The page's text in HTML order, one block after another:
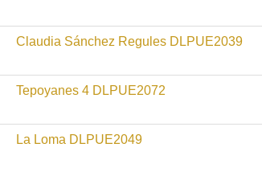
Claudia Sánchez Regules DLPUE2039
Tepoyanes 4 DLPUE2072
La Loma DLPUE2049